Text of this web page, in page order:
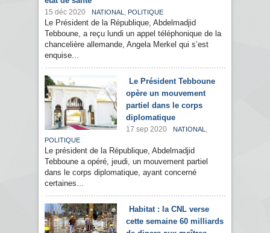
15 déc 2020 NATIONAL , POLITIQUE
Le Président de la République, Abdelmadjid
Tebboune, a reçu lundi un appel téléphonique de la
chancelière allemande, Angela Merkel qui s’est
enquise...
Le Président Tebboune
opère un mouvement
partiel dans le corps
diplomatique
17 sep 2020 NATIONAL ,
POLITIQUE
Le président de la République, Abdelmadjid
Tebboune a opéré, jeudi, un mouvement partiel
dans le corps diplomatique, ayant concerné
certaines...
Habitat : la CNL verse
cette semaine 60 milliards